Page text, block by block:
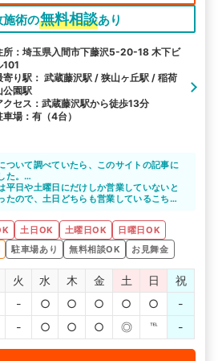
術の無料相談あり
所：埼玉県入間市下藤沢5-20-18 木下ビ
101
寄り駅： 武蔵藤沢駅 / 狭山ヶ丘駅 / 稲荷
公園駅
クセス：武蔵藤沢駅から徒歩13分
車場：有（4台）
ついて調べていたら、このサイトの記事に
た。
も相談した方がいいと思って電話しました
たと思います。
ます。
平日や土曜日にだけしか営業していないと
たので、土日どちらも営業しているこちら
ッチの指導といったアフターフォローまで
れるのでとても良いですよ。
土日OK 土曜日OK
日曜日OK
駐車場あり 無料相談OK お見舞金
火 水 木 金 土 日
祝
- ○ ○ ○ ○ ○
-
- ○ ○ ○ ◎ ℡ -